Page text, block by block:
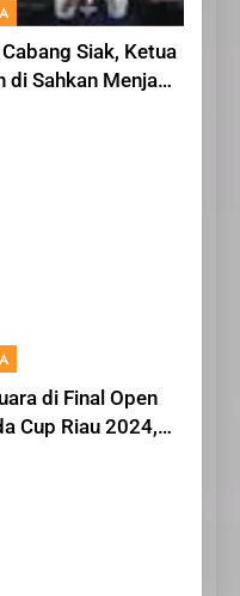
Siak, Ketua
di Sahkan Menjadi
di Final Open
Cup Riau 2024,